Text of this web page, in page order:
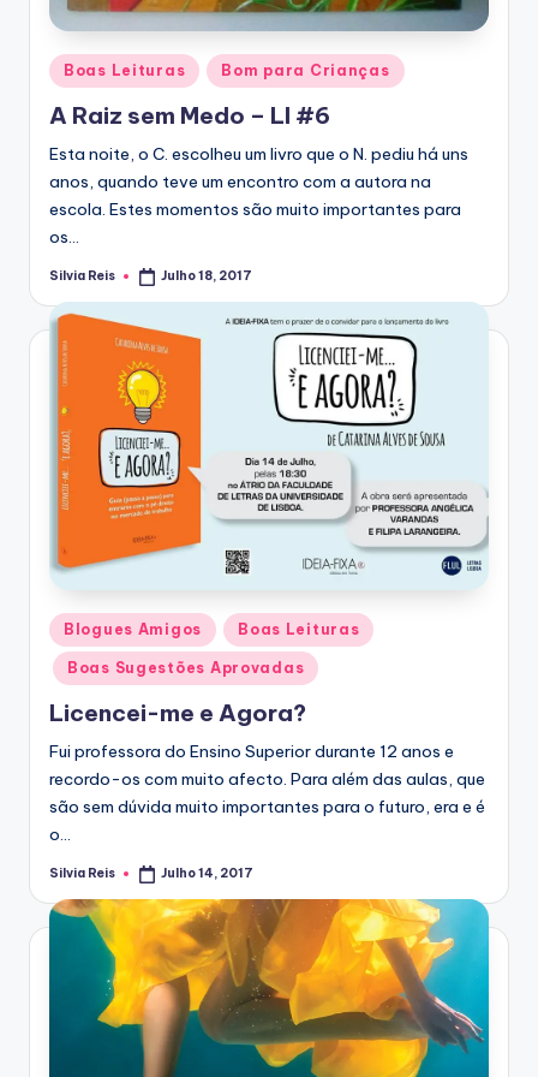
Posted
in
Boas Leituras Bom para Crianças
A Raiz sem Medo – LI #6
Esta noite, o C. escolheu um livro que o N. pediu há uns
anos, quando teve um encontro com a autora na
escola. Estes momentos são muito importantes para
os…
Posted
Silvia Reis Julho 18, 2017
Posted
in
Blogues Amigos Boas Leituras
Boas Sugestões Aprovadas
Licencei-me e Agora?
Fui professora do Ensino Superior durante 12 anos e
recordo-os com muito afecto. Para além das aulas, que
são sem dúvida muito importantes para o futuro, era e é
o…
Posted
Silvia Reis Julho 14, 2017